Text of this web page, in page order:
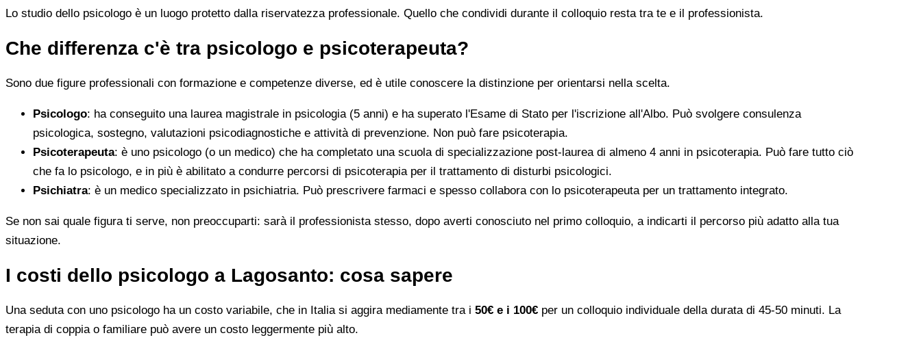
Lo studio dello psicologo è un luogo protetto dalla riservatezza professionale. Quello che condividi durante il colloquio resta tra te e il professionista.
Che differenza c'è tra psicologo e psicoterapeuta?
Sono due figure professionali con formazione e competenze diverse, ed è utile conoscere la distinzione per orientarsi nella scelta.
Psicologo: ha conseguito una laurea magistrale in psicologia (5 anni) e ha superato l'Esame di Stato per l'iscrizione all'Albo. Può svolgere consulenza
psicologica, sostegno, valutazioni psicodiagnostiche e attività di prevenzione. Non può fare psicoterapia.
Psicoterapeuta: è uno psicologo (o un medico) che ha completato una scuola di specializzazione post-laurea di almeno 4 anni in psicoterapia. Può fare tutto ciò
che fa lo psicologo, e in più è abilitato a condurre percorsi di psicoterapia per il trattamento di disturbi psicologici.
Psichiatra: è un medico specializzato in psichiatria. Può prescrivere farmaci e spesso collabora con lo psicoterapeuta per un trattamento integrato.
Se non sai quale figura ti serve, non preoccuparti: sarà il professionista stesso, dopo averti conosciuto nel primo colloquio, a indicarti il percorso più adatto alla tua
situazione.
I costi dello psicologo a Lagosanto: cosa sapere
Una seduta con uno psicologo ha un costo variabile, che in Italia si aggira mediamente tra i 50€ e i 100€ per un colloquio individuale della durata di 45-50 minuti. La
terapia di coppia o familiare può avere un costo leggermente più alto.